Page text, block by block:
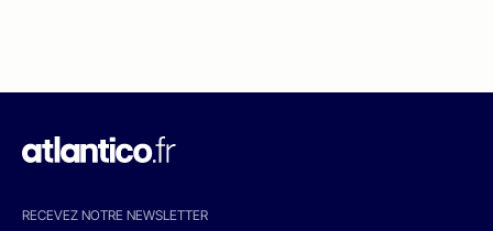
RECEVEZ NOTRE NEWSLETTER